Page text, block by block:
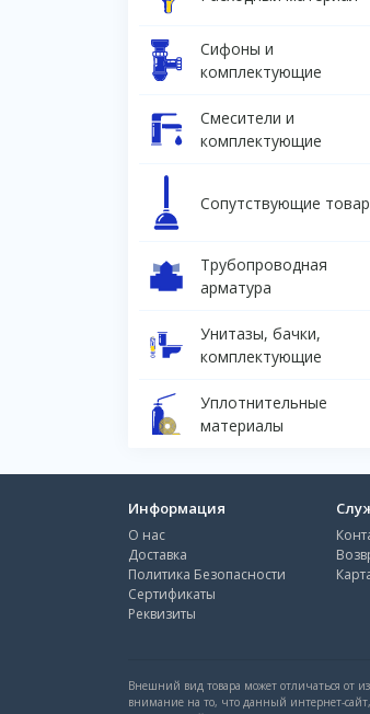
Сифоны и
комплектующие
Смесители и
комплектующие
Сопутствующие
Трубопроводная
арматура
Унитазы, бачки,
комплектующие
Уплотнительные
материалы
Информация
О нас
Доставка
Политика Безопасности
Сертификаты
Реквизиты
Внешний вид товара может отличаться от
внимание на то, что данный интернет-